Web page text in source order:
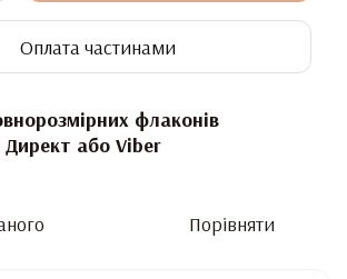
Оплата частинами
флаконів
або Viber
Порівняти